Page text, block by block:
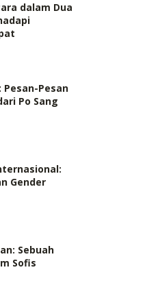
dalam Dua
Pesan-Pesan
Po Sang
Gender
Sebuah
Sofis